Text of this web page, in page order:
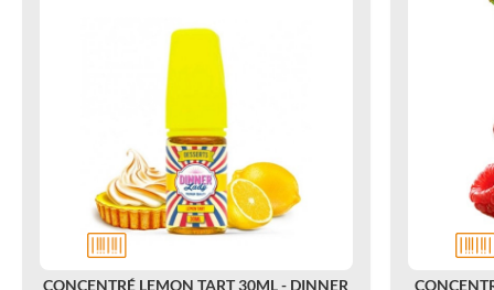
CONCENTRÉ LEMON TART 30ML - DINNER